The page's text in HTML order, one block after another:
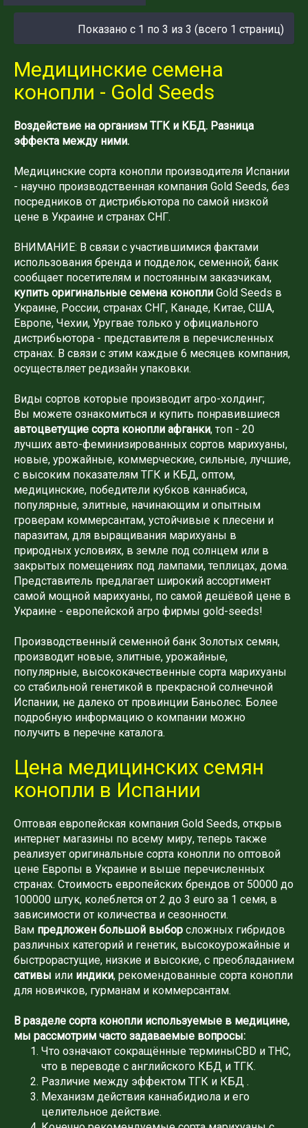
Показано с 1 по 3 из 3 (всего 1 страниц)
Медицинские семена
конопли - Gold Seeds
Воздействие на организм ТГК и КБД. Разница
эффекта между ними.
Медицинские сорта конопли производителя Испании
- научно производственная компания Gold Seeds, без
посредников от дистрибьютора по самой низкой
цене в Украине и странах СНГ.
ВНИМАНИЕ: В связи с участившимися фактами
использования бренда и подделок, семенной; банк
сообщает посетителям и постоянным заказчикам,
купить оригинальные семена конопли Gold Seeds в
Украине, России, странах СНГ, Канаде, Китае, США,
Европе, Чехии, Уругвае только у официального
дистрибьютора - представителя в перечисленных
странах. В связи с этим каждые 6 месяцев компания,
осуществляет редизайн упаковки.
Виды сортов которые производит агро-холдинг;
Вы можете ознакомиться и купить понравившиеся
автоцветущие сорта конопли афганки, топ - 20
лучших авто-феминизированных сортов марихуаны,
новые, урожайные, коммерческие, сильные, лучшие,
с высоким показателям ТГК и КБД, оптом,
медицинские, победители кубков каннабиса,
популярные, элитные, начинающим и опытным
гроверам коммерсантам, устойчивые к плесени и
паразитам, для выращивания марихуаны в
природных условиях, в земле под солнцем или в
закрытых помещениях под лампами, теплицах, дома.
Представитель предлагает широкий ассортимент
самой мощной марихуаны, по самой дешёвой цене в
Украине - европейской агро фирмы gold-seeds!
Производственный семенной банк Золотых семян,
производит новые, элитные, урожайные,
популярные, высококачественные сорта марихуаны
со стабильной генетикой в ​​прекрасной солнечной
Испании, не далеко от провинции Баньолес. Более
подробную информацию о компании можно
получить в перечне каталога.
Цена медицинских семян
конопли в Испании
Оптовая европейская компания Gold Seeds, открыв
интернет магазины по всему миру, теперь также
реализует оригинальные сорта конопли по оптовой
цене Европы в Украине и выше перечисленных
странах. Стоимость европейских брендов от 50000 до
100000 штук, колеблется от 2 до 3 euro за 1 семя, в
зависимости от количества и сезонности.
Вам предложен большой выбор сложных гибридов
различных категорий и генетик, высокоурожайные и
быстрорастущие, низкие и высокие, с преобладанием
сативы или индики, рекомендованные сорта конопли
для новичков, гурманам и коммерсантам.
В разделе сорта конопли используемые в медицине,
мы рассмотрим часто задаваемые вопросы:
Что означают сокращённые терминыCBD и THC,
что в переводе с английского КБД и ТГК.
Различие между эффектом ТГК и КБД .
Механизм действия каннабидиола и его
целительное действие.